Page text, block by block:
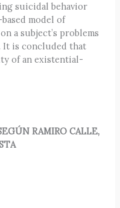
suicidal behavior
model of
a subject’s problems
It is concluded that
of an existential-
RAMIRO CALLE,